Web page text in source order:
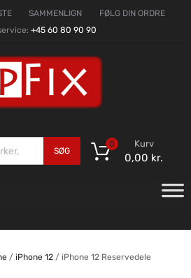
SAMMENLIGN
FØLG DIN ORDRE
+45 60 80 90 90
SØG
Kurv
0,00 kr.
0
/ iPhone 12/ iPhone 12 Reservedele